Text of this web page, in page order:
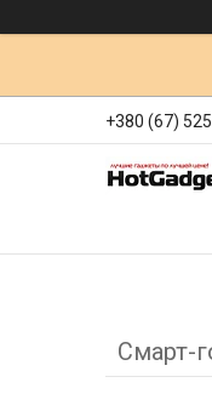
+380 (67)
Смарт-